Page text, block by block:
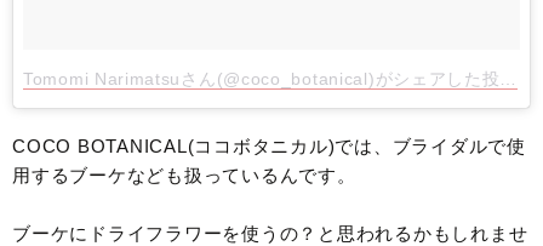
Tomomi Narimatsuさん(@coco_botanical)がシェアした投稿
COCO BOTANICAL(ココボタニカル)では、ブライダルで使
用するブーケなども扱っているんです。
ブーケにドライフラワーを使うの？と思われるかもしれませ